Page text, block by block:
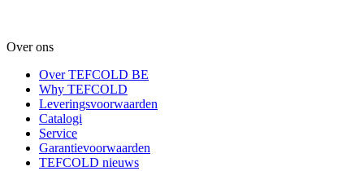
Over ons
Over TEFCOLD BE
Why TEFCOLD
Leveringsvoorwaarden
Catalogi
Service
Garantievoorwaarden
TEFCOLD nieuws